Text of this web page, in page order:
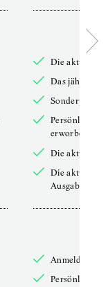
Die aktuelle
Das jährliche
Persönliches
erworbenen
Die aktuelle
Die aktuelle
Ausgabe
Anmelden
Persönliche